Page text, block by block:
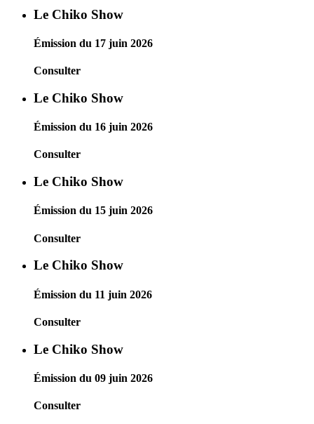
Le Chiko Show
Émission du 17 juin 2026
Consulter
Le Chiko Show
Émission du 16 juin 2026
Consulter
Le Chiko Show
Émission du 15 juin 2026
Consulter
Le Chiko Show
Émission du 11 juin 2026
Consulter
Le Chiko Show
Émission du 09 juin 2026
Consulter